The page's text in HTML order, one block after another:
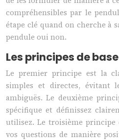
compréhensibles par le
étape clé quand on cherche à
pendule oui non.
Les principes de base
Le premier principe est la
simples et directes, évitant
ambiguës. Le deuxième
spécifique et définissez
utilisez. Le troisième principe
vos questions de manière